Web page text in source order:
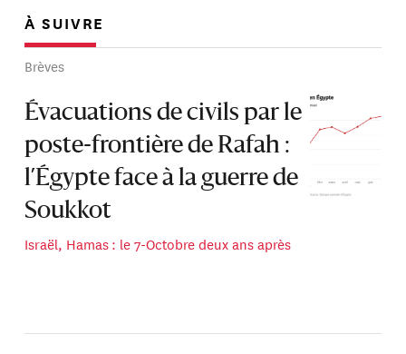
À SUIVRE
Brèves
Évacuations de civils par le
poste-frontière de Rafah :
l’Égypte face à la guerre de
Soukkot
Israël, Hamas : le 7-Octobre deux ans après